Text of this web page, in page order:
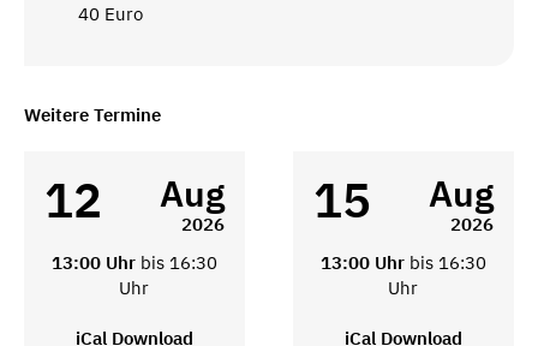
40 Euro
Weitere Termine
12 Aug
2026
13:00 Uhr bis 16:30
Uhr
iCal Download
15 Aug
2026
13:00 Uhr bis 16:30
Uhr
iCal Download